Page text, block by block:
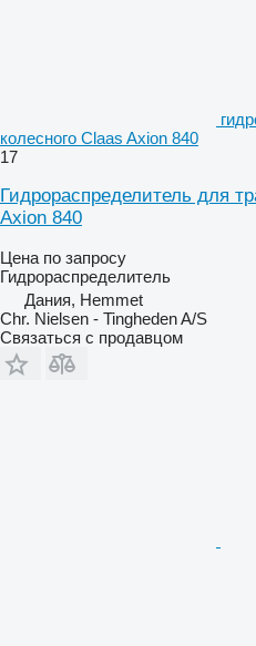
колесного Claas Axion 840
17
Гидрораспределитель для
Axion 840
Цена по запросу
Гидрораспределитель
Дания, Hemmet
Chr. Nielsen - Tingheden A/S
Связаться с продавцом